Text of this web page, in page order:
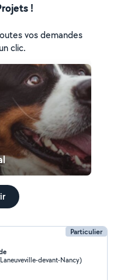
!
vos demandes
clic.
Particulier
devant-Nancy)